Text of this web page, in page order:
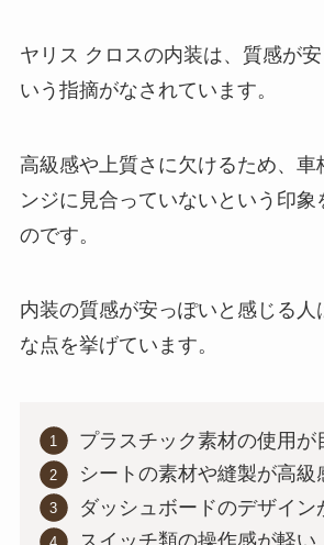
ヤリス クロスの内装は、質感が
いう指摘がなされています。
高級感や上質さに欠けるため、車
ンジに見合っていないという印象
のです。
内装の質感が安っぽいと感じる人
な点を挙げています。
プラスチック素材の使用が
シートの素材や縫製が高級
ダッシュボードのデザイン